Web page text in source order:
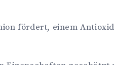
fördert, einem